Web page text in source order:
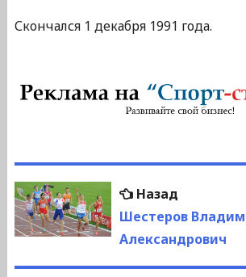
Скончался 1 декабря 1991 года.
Навигация
по
Назад
запись:
Шестеров
Александрович